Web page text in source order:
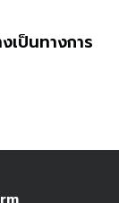
เป็นทางการ